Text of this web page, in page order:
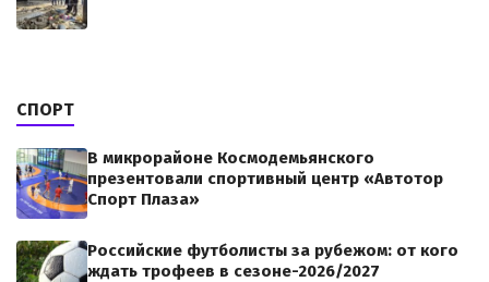
СПОРТ
В микрорайоне Космодемьянского
презентовали спортивный центр «Автотор
Спорт Плаза»
Российские футболисты за рубежом: от кого
ждать трофеев в сезоне-2026/2027